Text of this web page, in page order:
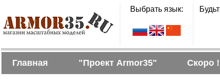
Выбрать язык:
Главная "Проект Armor35" Скоро !